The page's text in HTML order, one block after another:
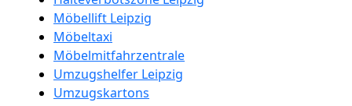
Möbellift Leipzig
Möbeltaxi
Möbelmitfahrzentrale
Umzugshelfer Leipzig
Umzugskartons